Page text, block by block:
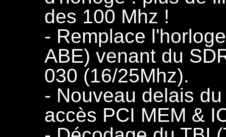
des 100 Mhz !
- Remplace
ABE) venant du
030 (16/25Mhz).
- Nouveau delais
accès PCI MEM &